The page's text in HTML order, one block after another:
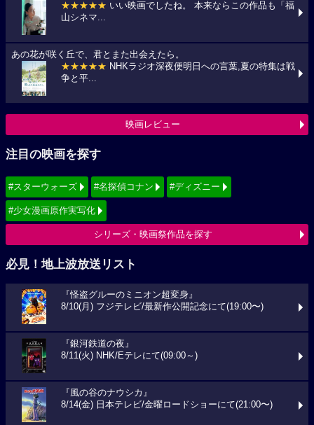
★★★★★ いい映画でしたね。 本来ならこの作品も「福
山シネマ...
あの花が咲く丘で、君とまた出会えたら。
★★★★★ NHKラジオ深夜便明日への言葉,夏の特集は戦
争と平...
映画レビュー
注目の映画を探す
#スターウォーズ #名探偵コナン #ディズニー
#少女漫画原作実写化
シリーズ・映画祭作品を探す
必見！地上波放送リスト
『怪盗グルーのミニオン超変身』
8/10(月) フジテレビ/最新作公開記念にて(19:00〜)
『銀河鉄道の夜』
8/11(火) NHK/Eテレにて(09:00～)
『風の谷のナウシカ』
8/14(金) 日本テレビ/金曜ロードショーにて(21:00〜)